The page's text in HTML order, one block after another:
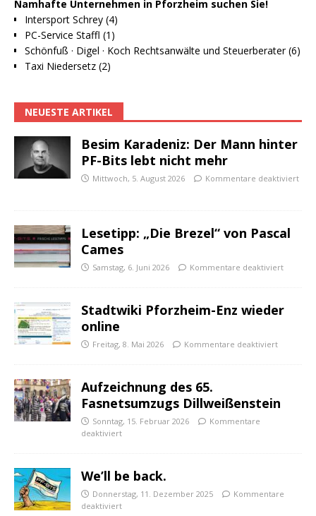
Namhafte Unternehmen in Pforzheim suchen Sie!
Intersport Schrey (4)
PC-Service Staffl (1)
Schönfuß · Digel · Koch Rechtsanwälte und Steuerberater (6)
Taxi Niedersetz (2)
NEUESTE ARTIKEL
Besim Karadeniz: Der Mann hinter
PF-Bits lebt nicht mehr
Mittwoch, 5. August 2026 Kommentare deaktiviert
Lesetipp: „Die Brezel“ von Pascal
Cames
Samstag, 6. Juni 2026 Kommentare deaktiviert
Stadtwiki Pforzheim-Enz wieder
online
Freitag, 8. Mai 2026 Kommentare deaktiviert
Aufzeichnung des 65.
Fasnetsumzugs Dillweißenstein
Sonntag, 15. Februar 2026
Kommentare
deaktiviert
We’ll be back.
Donnerstag, 11. Dezember 2025
Kommentare
deaktiviert